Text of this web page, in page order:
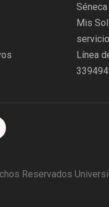
Mis
Línea
Reservados